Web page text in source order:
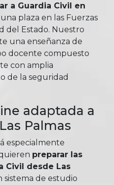
a Guardia Civil en
plaza en las Fuerzas
del Estado. Nuestro
una enseñanza de
docente compuesto
con amplia
de la seguridad
adaptada a
Palmas
especialmente
preparar las
Civil desde Las
sistema de estudio